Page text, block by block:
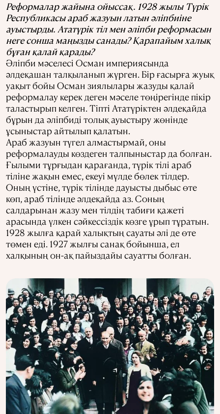
Реформалар жайына ойыссақ. 1928 жылы Түрік
Республикасы араб жазуын латын әліпбиіне
ауыстырды. Ататүрік тіл мен әліпби реформасын
неге сонша маңызды санады? Қарапайым халық
бұған қалай қарады?
Әліпби мәселесі Осман империясында
әлдеқашан талқыланып жүрген. Бір ғасырға жуық
уақыт бойы Осман зиялылары жазуды қалай
реформалау керек деген мәселе төңірегінде пікір
таластырып келген. Тіпті Ататүріктен әлдеқайда
бұрын да әліпбиді толық ауыстыру жөнінде
ұсыныстар айтылып қалатын.
Араб жазуын түгел алмастырмай, оны
реформалауды көздеген талпыныстар да болған.
Ғылыми тұрғыдан қарағанда, түрік тілі араб
тіліне жақын емес, екеуі мүлде бөлек тілдер.
Оның үстіне, түрік тілінде дауысты дыбыс өте
көп, араб тілінде әлдеқайда аз. Соның
салдарынан жазу мен тілдің табиғи қажеті
арасында үлкен сәйкессіздік көзге ұрып тұратын.
1928 жылға қарай халықтың сауаты әлі де өте
төмен еді. 1927 жылғы санақ бойынша, ел
халқының он-ақ пайыздайы сауатты болған.